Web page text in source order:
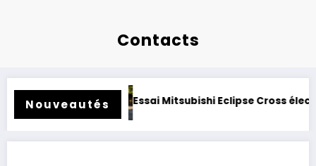
Contacts
Nouveautés
rétrofité. Essai Mitsubishi Eclipse Cross électrique